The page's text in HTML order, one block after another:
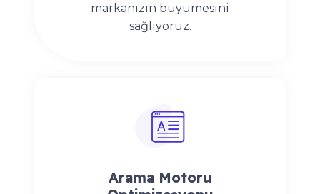
markanızın büyümesini
sağlıyoruz.
Arama Motoru